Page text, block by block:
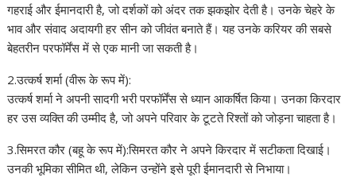
गहराई और ईमानदारी है, जो दर्शकों को अंदर तक झकझोर देती है। उनके चेहरे के
भाव और संवाद अदायगी हर सीन को जीवंत बनाते हैं। यह उनके करियर की सबसे
बेहतरीन परफॉर्मेंस में से एक मानी जा सकती है।
2.उत्कर्ष शर्मा (वीरू के रूप में):
उत्कर्ष शर्मा ने अपनी सादगी भरी परफॉर्मेंस से ध्यान आकर्षित किया। उनका किरदार
हर उस व्यक्ति की उम्मीद है, जो अपने परिवार के टूटते रिश्तों को जोड़ना चाहता है।
3.सिमरत कौर (बहू के रूप में):सिमरत कौर ने अपने किरदार में सटीकता दिखाई।
उनकी भूमिका सीमित थी, लेकिन उन्होंने इसे पूरी ईमानदारी से निभाया।